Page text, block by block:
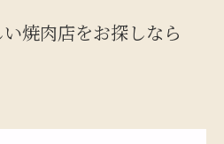
焼肉店をお探しなら